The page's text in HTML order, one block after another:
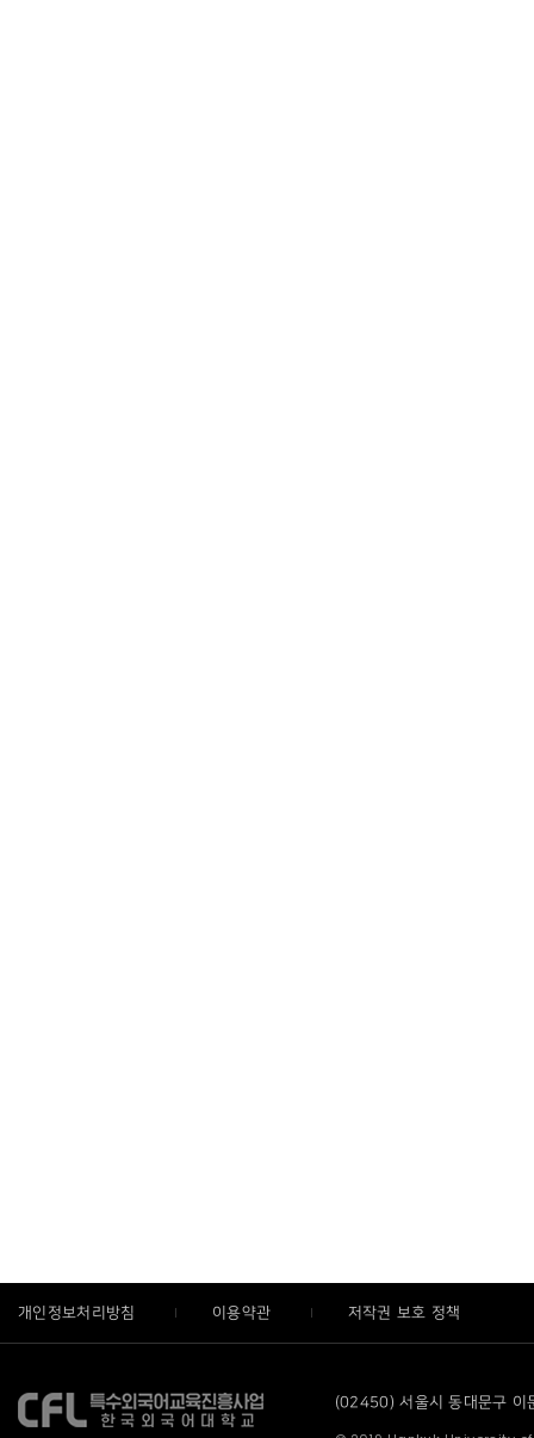
개인정보처리방침 이용약관 저작권 보호 정책
(02450) 서울시 동대문구